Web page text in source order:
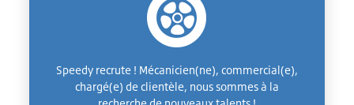
Speedy recrute ! Mécanicien(ne), commercial(e),
chargé(e) de clientèle, nous sommes à la